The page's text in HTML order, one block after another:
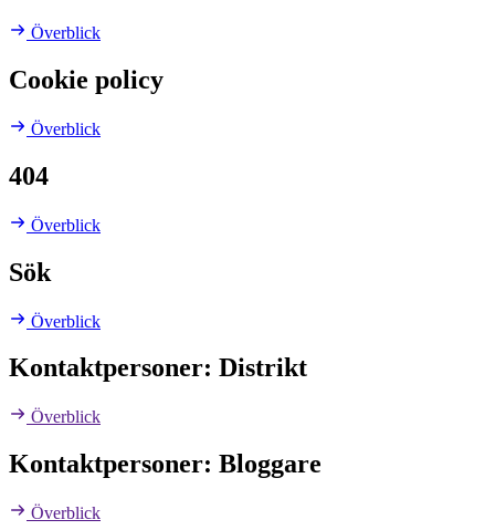
Överblick
Cookie policy
Överblick
404
Överblick
Sök
Överblick
Kontaktpersoner: Distrikt
Överblick
Kontaktpersoner: Bloggare
Överblick